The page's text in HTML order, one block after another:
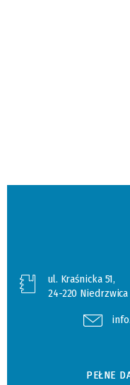
ul. Kraśnicka 51,
24-220 Niedrzwica
PEŁNE